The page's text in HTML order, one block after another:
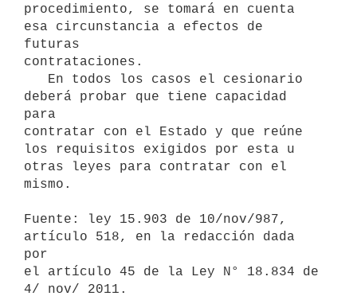
procedimiento, se tomará en cuenta
esa circunstancia a efectos de
futuras
contrataciones.
deberá probar que tiene capacidad
para
contratar con el Estado y que reúne
los requisitos exigidos por esta u
otras leyes para contratar con el
mismo.
Fuente: ley 15.903 de 10/nov/987,
artículo 518, en la redacción dada
por
el artículo 45 de la Ley N° 18.834 de
4/ nov/ 2011.